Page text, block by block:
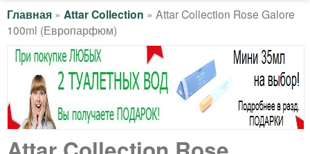
т
м
г
а
и
т
е
ь
н
В
Н
М
Е
В
ы
д
е
Главная » Attar Collection » Attar Collection Rose Galore
100ml (Европарфюм)